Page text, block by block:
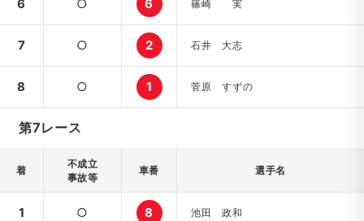
6 ○ 6 篠崎 実
7 ○ 2 石井 大志
8 ○ 1 菅原 すずの
第7レース
着
不成立
事故等
車番 選手名
1 ○ 8 池田 政和